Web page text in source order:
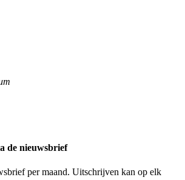
de nieuwsbrief
per maand. Uitschrijven kan op elk